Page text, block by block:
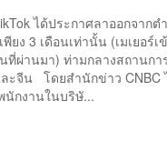
ได้ประกาศลาออกจาก
ยง 3 เดือนเท่านั้น (เมเยอร์
ที่ผ่านมา) ท่ามกลางสถานก
ละจีน โดยสำนักข่าว CNBC
นักงานในบริษั...